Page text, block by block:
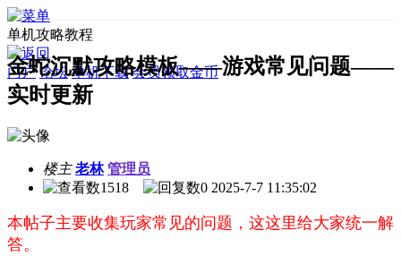
单机攻略教程
门户 论坛 单机下载 会员领取金币
金蛇沉默攻略模板——游戏常见问题——
实时更新
楼主 老林 管理员
1518
0 2025-7-7 11:35:02
本帖子主要收集玩家常见的问题，这这里给大家统一解
答。